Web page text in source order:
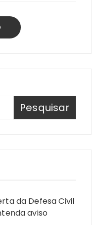
Pesquisar
da Defesa Civil
aviso